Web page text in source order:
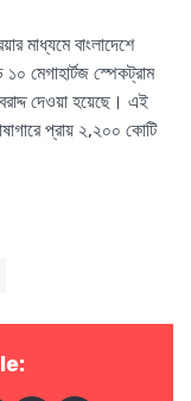
মাধ্যমে বাংলাদেশে
মেগাহার্টজ স্পেকট্রাম
দেওয়া হয়েছে। এই
প্রায় ২,২০০ কোটি